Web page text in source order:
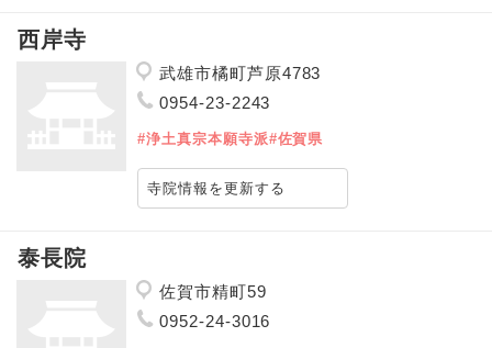
西岸寺
武雄市橘町芦原4783
0954-23-2243
#浄土真宗本願寺派#佐賀県
寺院情報を更新する
泰長院
佐賀市精町59
0952-24-3016